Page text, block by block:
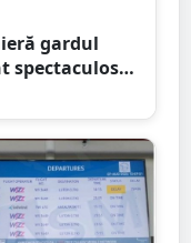
gardul
spectaculos